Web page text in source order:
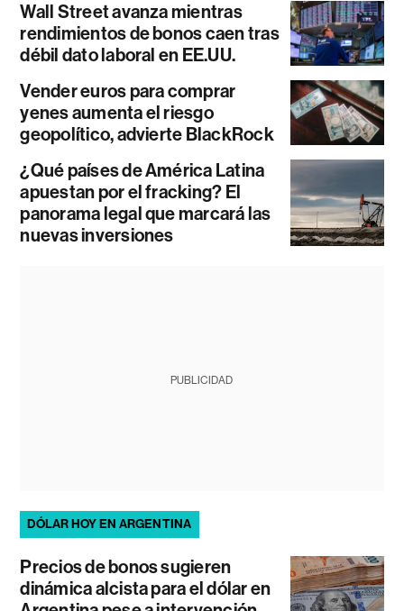
Wall Street avanza mientras
rendimientos de bonos caen tras
débil dato laboral en EE.UU.
Vender euros para comprar
yenes aumenta el riesgo
geopolítico, advierte BlackRock
¿Qué países de América Latina
apuestan por el fracking? El
panorama legal que marcará las
nuevas inversiones
PUBLICIDAD
DÓLAR HOY EN ARGENTINA
Precios de bonos sugieren
dinámica alcista para el dólar en